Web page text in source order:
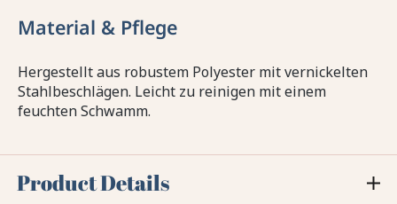
Material & Pflege
Hergestellt aus robustem Polyester mit vernickelten
Stahlbeschlägen. Leicht zu reinigen mit einem
feuchten Schwamm.
Product Details